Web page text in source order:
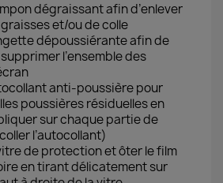
dégraissant afin d’enlever
et/ou de colle
dépoussiérante afin de
l’ensemble des
anti-poussière pour
poussières résiduelles en
sur chaque partie de
l’autocollant)
de protection et ôter le film
en tirant délicatement sur